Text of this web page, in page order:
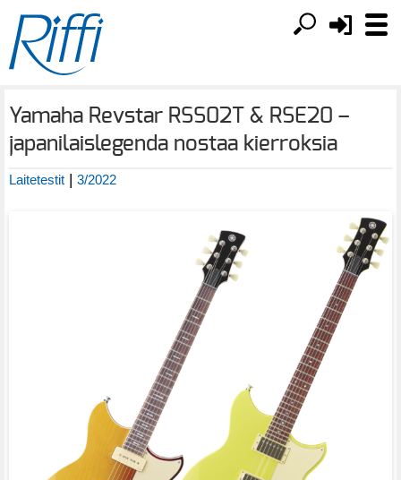
Yamaha Revstar RSS02T & RSE20 –
japanilaislegenda nostaa kierroksia
Laitetestit | 3/2022